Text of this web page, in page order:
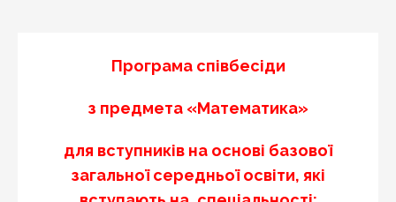
Програма співбесіди
з предмета «Математика»
для вступників на основі базової
загальної середньої освіти, які